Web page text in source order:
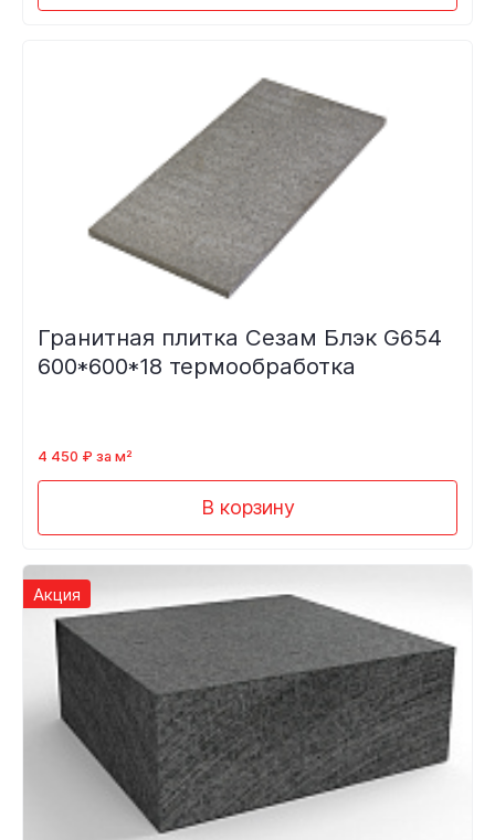
Гранитная плитка Сезам Блэк G654
600*600*18 термообработка
4 450 ₽ за м²
В корзину
Акция